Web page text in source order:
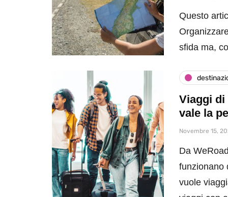
Questo
sfida ma,
Viaggi di
vale la
Novembre 15,
Da
funzionano
vuole